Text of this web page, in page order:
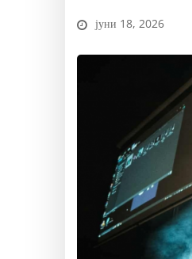
јуни 18, 2026